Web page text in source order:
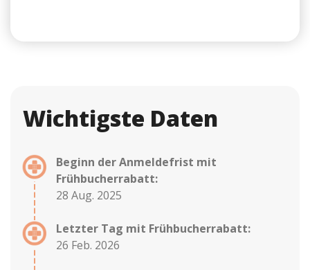
Wichtigste Daten
Beginn der Anmeldefrist mit
Frühbucherrabatt:
28 Aug. 2025
Letzter Tag mit Frühbucherrabatt:
26 Feb. 2026